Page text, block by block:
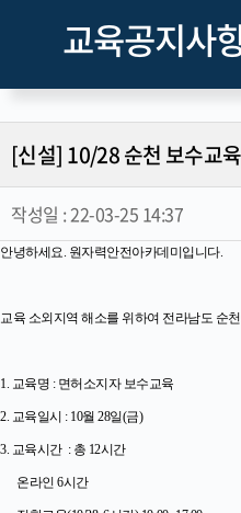
교육공지사
[신설] 10/28 순천 보수교육
작성일 :22-03-25 14:37
안녕하세요. 원자력안전아카데미입니다.
교육 소외지역 해소를 위하여 전라남도 순
1. 교육명 : 면허소지자 보수교육
2. 교육일시 : 10월 28일(금)
3. 교육시간 : 총 12시간
온라인 6시간